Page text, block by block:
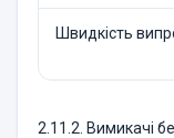
Швидкість
2.11.2. Вимикачі